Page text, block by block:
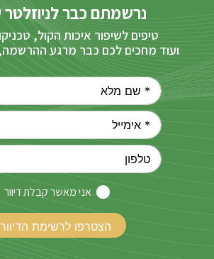
נרשמתם כבר לניוזלטר
טיפים לשיפור איכות הקול,
ועוד מחכים לכם כבר מרגע ההרשמה,
אני מאשר קבלת דיוור